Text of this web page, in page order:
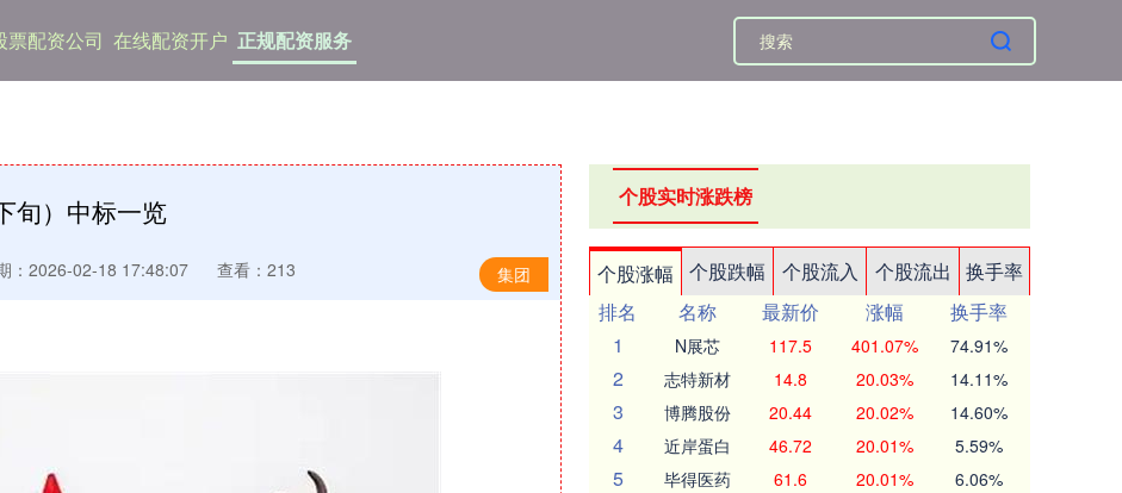
票配资公司 在线配资开户 正规配资服务
旬）中标一览
集团
：2026-02-18 17:48:07 查看：213
个股实时涨跌榜
个股涨幅 个股跌幅 个股流入 个股流出
换手率
排名
名称 最新价 涨幅
换手率
1
N展芯 117.5 401.07% 74.91%
2 志特新材 14.8 20.03% 14.11%
3 博腾股份 20.44 20.02% 14.60%
4 近岸蛋白 46.72 20.01% 5.59%
5 毕得医药 61.6 20.01% 6.06%